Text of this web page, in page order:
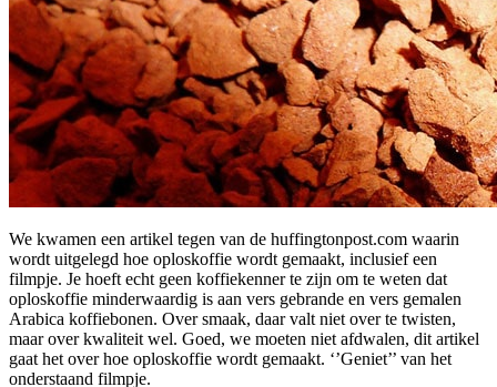
We kwamen een artikel tegen van de huffingtonpost.com waarin
wordt uitgelegd hoe oploskoffie wordt gemaakt, inclusief een
filmpje. Je hoeft echt geen koffiekenner te zijn om te weten dat
oploskoffie minderwaardig is aan vers gebrande en vers gemalen
Arabica koffiebonen. Over smaak, daar valt niet over te twisten,
maar over kwaliteit wel. Goed, we moeten niet afdwalen, dit artikel
gaat het over hoe oploskoffie wordt gemaakt. ‘’Geniet’’ van het
onderstaand filmpje.